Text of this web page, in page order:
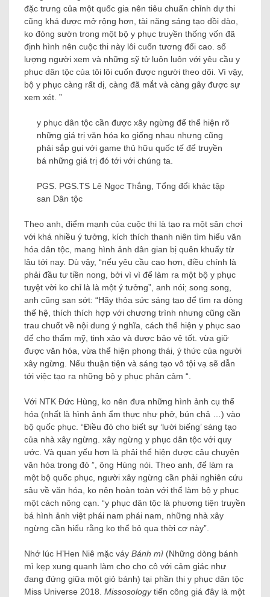
đặc trưng của một quốc gia nên tiêu chuẩn chỉnh dự thi
cũng khá được mở rộng hơn, tài năng sáng tạo dồi dào,
ko đóng sườn trong một bộ y phục truyền thống vốn đã
định hình nên cuộc thi này lôi cuốn tương đối cao. số
lượng người xem và những sỹ tử luôn luôn với yêu cầu y
phục dân tộc của tôi lôi cuốn được người theo dõi. Vì vậy,
bộ y phục càng rất dị, càng đã mắt và càng gây được sự
xem xét. ”
y phục dân tộc cần được xây ngừng để thể hiện rõ
những giá trị văn hóa ko giống nhau nhưng cũng
phải sắp gụi với game thủ hữu quốc tế để truyền
bá những giá trị đó tới với chúng ta.
PGS. PGS.TS Lê Ngọc Thắng, Tổng đổi khác tập
san Dân tộc
Theo anh, điểm mạnh của cuộc thi là tạo ra một sân chơi
với khá nhiều ý tưởng, kích thích thanh niên tìm hiểu văn
hóa dân tộc, mang hình ảnh dân gian bị quên khuấy từ
lâu tới nay. Dù vậy, “nếu yêu cầu cao hơn, điều chính là
phải đầu tư tiền nong, bởi vì vì để làm ra một bộ y phục
tuyệt vời ko chỉ là là một ý tưởng”, anh nói; song song,
anh cũng san sớt: “Hãy thỏa sức sáng tạo để tìm ra dòng
thế hệ, thích thích hợp với chương trình nhưng cũng cần
trau chuốt về nội dung ý nghĩa, cách thể hiện y phục sao
để cho thẩm mỹ, tinh xảo và được bảo vệ tốt. vừa giữ
được văn hóa, vừa thể hiện phong thái, ý thức của người
xây ngừng. Nếu thuận tiện và sáng tạo vô tội vạ sẽ dẫn
tới việc tạo ra những bộ y phục phản cảm “.
Với NTK Đức Hùng, ko nên đưa những hình ảnh cụ thể
hóa (nhất là hình ảnh ẩm thực như phở, bún chả …) vào
bộ quốc phục. “Điều đó cho biết sự ‘lười biếng’ sáng tạo
của nhà xây ngừng. xây ngừng y phục dân tộc với quy
ước. Và quan yếu hơn là phải thể hiện được câu chuyện
văn hóa trong đó ”, ông Hùng nói. Theo anh, để làm ra
một bộ quốc phục, người xây ngừng cần phải nghiên cứu
sâu về văn hóa, ko nên hoàn toàn với thể làm bộ y phục
một cách nông cạn. “y phục dân tộc là phương tiện truyền
bá hình ảnh việt phái nam phái nam, những nhà xây
ngừng cần hiểu rằng ko thể bỏ qua thời cơ này”.
Nhớ lúc H’Hen Niê mặc váy Bánh mì (Những dòng bánh
mì kẹp xung quanh làm cho cho cô với cảm giác như
đang đứng giữa một giỏ bánh) tại phần thi y phục dân tộc
Miss Universe 2018. Missosologytiến công giá đây là một